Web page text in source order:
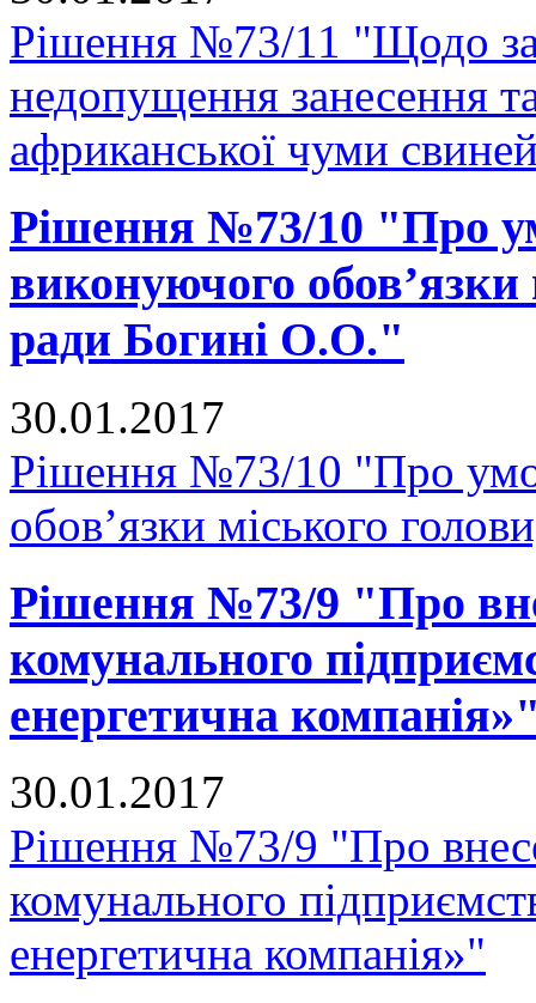
Рішення №73/11 "Щодо
недопущення занесення
африканської чуми
Рішення №73/10 "Про
виконуючого обов’язки
ради Богині О.О."
30.01.2017
Рішення №73/10 "Про
обов’язки міського
Рішення №73/9 "Про
комунального
енергетична
30.01.2017
Рішення №73/9 "Про
комунального
енергетична компанія»"